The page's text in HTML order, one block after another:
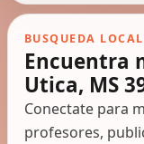
BUSQUEDA LOCAL
Encuentra
Utica, MS
Conectate para
profesores,